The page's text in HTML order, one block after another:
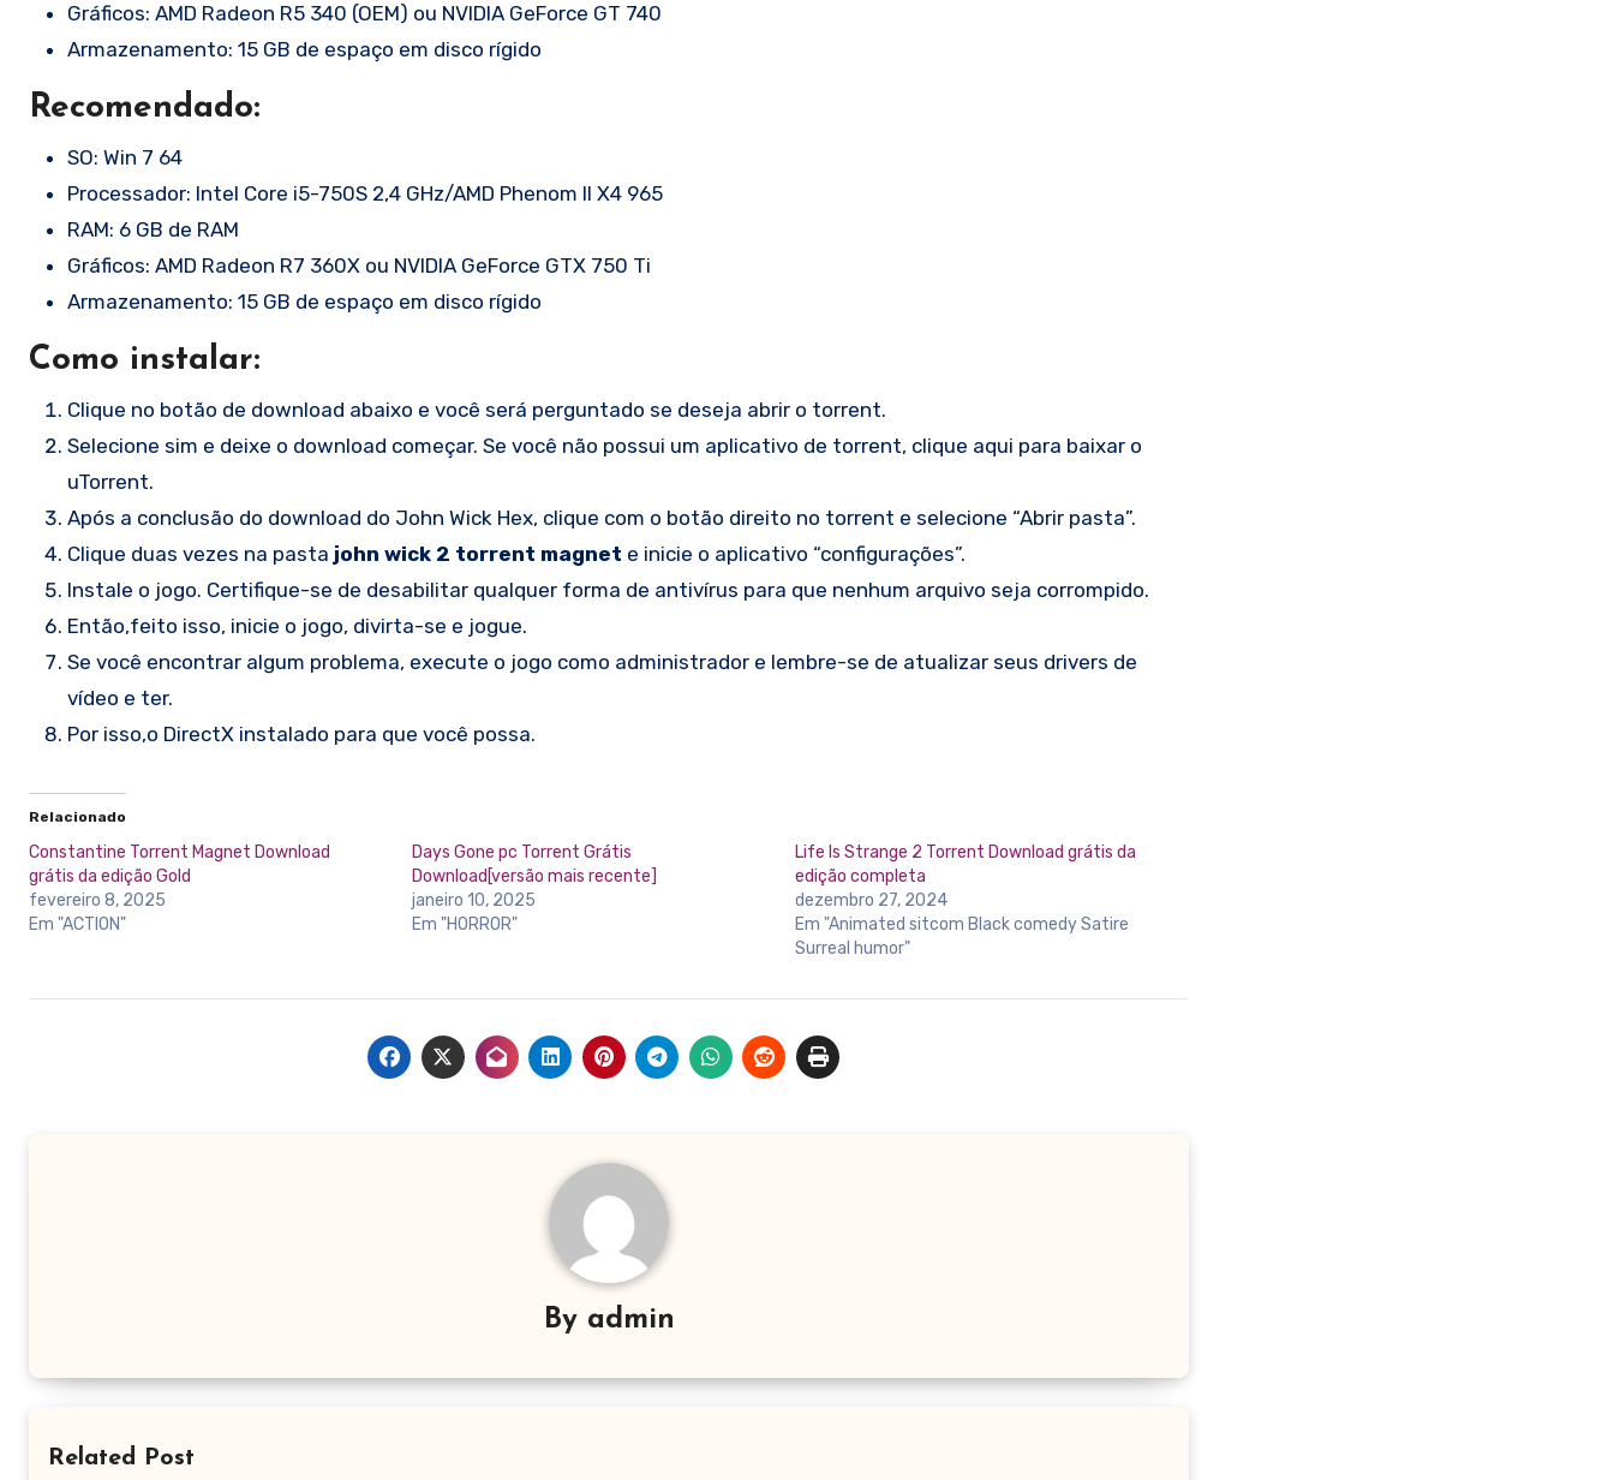
Gráficos: AMD Radeon R5 340 (OEM) ou NVIDIA GeForce GT 740
Armazenamento: 15 GB de espaço em disco rígido
Recomendado:
SO: Win 7 64
Processador: Intel Core i5-750S 2,4 GHz/AMD Phenom II X4 965
RAM: 6 GB de RAM
Gráficos: AMD Radeon R7 360X ou NVIDIA GeForce GTX 750 Ti
Armazenamento: 15 GB de espaço em disco rígido
Como instalar:
Clique no botão de download abaixo e você será perguntado se deseja abrir o torrent.
Selecione sim e deixe o download começar. Se você não possui um aplicativo de torrent, clique aqui para baixar o
uTorrent.
Após a conclusão do download do John Wick Hex, clique com o botão direito no torrent e selecione “Abrir pasta”.
Clique duas vezes na pasta john wick 2 torrent magnet e inicie o aplicativo “configurações”.
Instale o jogo. Certifique-se de desabilitar qualquer forma de antivírus para que nenhum arquivo seja corrompido.
Então,feito isso, inicie o jogo, divirta-se e jogue.
Se você encontrar algum problema, execute o jogo como administrador e lembre-se de atualizar seus drivers de
vídeo e ter.
Por isso,o DirectX instalado para que você possa.
Relacionado
Constantine Torrent Magnet Download
grátis da edição Gold
fevereiro 8, 2025
Em "ACTION"
Days Gone pc Torrent Grátis
Download[versão mais recente]
janeiro 10, 2025
Em "HORROR"
Life Is Strange 2 Torrent Download grátis da
edição completa
dezembro 27, 2024
Em "Animated sitcom Black comedy Satire
Surreal humor"
By admin
Related Post